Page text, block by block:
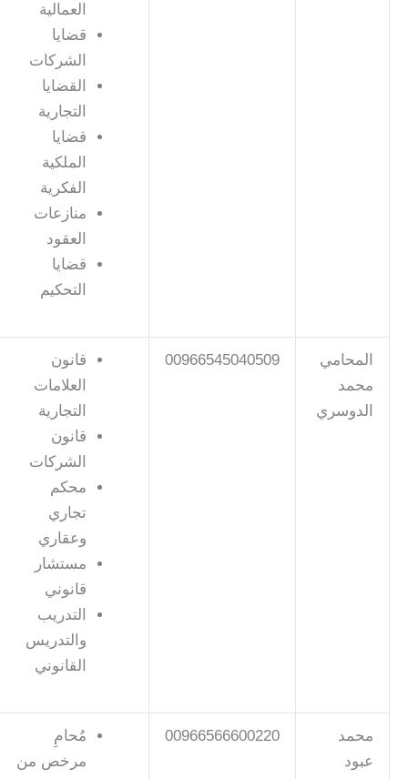
العمالية
قضايا
الشركات
القضايا
التجارية
قضايا
الملكية
الفكرية
منازعات
العقود
قضايا
التحكيم
المحامي
محمد
الدوسري
00966545040509
قانون
العلامات
التجارية
قانون
الشركات
محكم
تجاري
وعقاري
مستشار
قانوني
التدريب
والتدريس
القانوني
محمد
عبود
00966566600220
مُحامِ
مرخص من